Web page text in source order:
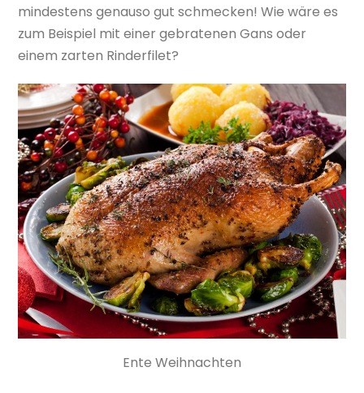
mindestens genauso gut schmecken! Wie wäre es
zum Beispiel mit einer gebratenen Gans oder
einem zarten Rinderfilet?
Ente Weihnachten